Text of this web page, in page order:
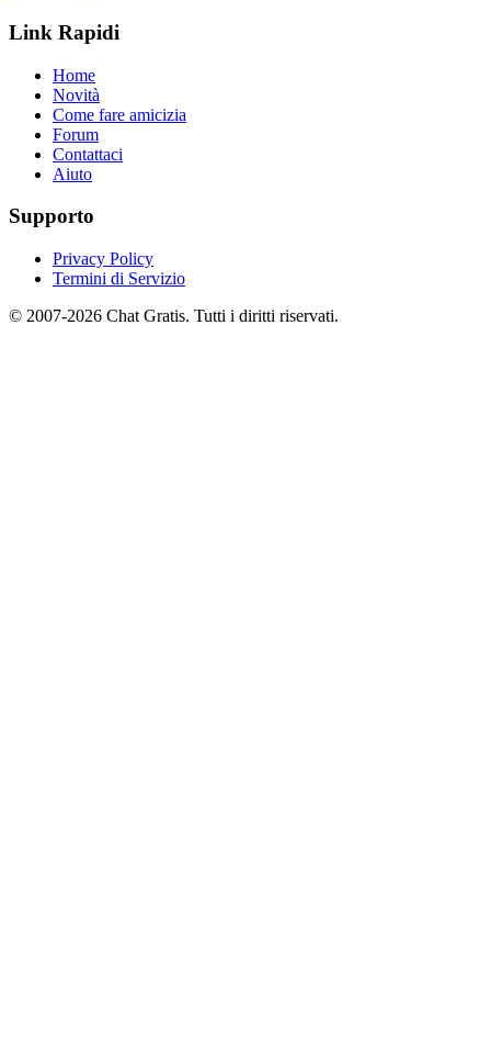
Link Rapidi
Home
Novità
Come fare amicizia
Forum
Contattaci
Aiuto
Supporto
Privacy Policy
Termini di Servizio
© 2007-2026 Chat Gratis. Tutti i diritti riservati.